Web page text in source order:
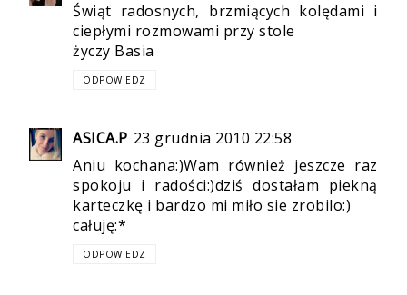
Świąt radosnych, brzmiących kolędami i
ciepłymi rozmowami przy stole
życzy Basia
ODPOWIEDZ
ASICA.P 23 grudnia 2010 22:58
Aniu kochana:)Wam również jeszcze raz
spokoju i radości:)dziś dostałam piekną
karteczkę i bardzo mi miło sie zrobilo:)
całuję:*
ODPOWIEDZ